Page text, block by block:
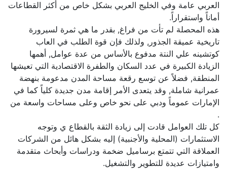
العربي عامة وفي الخليج العربي بشكل خاص من أكثر القطاعات
أماناً واستقراراً.
هذه المحصلة لم تأت من فراغ, بقدر ما هي ثمرة لسيرورة
تاريخية عميقة الجذور, ولذلك فإن قوة الطلب في العاب
كوتشينه علي النتة مدفوع بالأساس من عدة عوامل, أهمها
الزيادة الكبيرة في عدد السكان والطفرة الاقتصادية التي تعيشها
المنطقة, فضلاً عن توسع رقعة مساحة المدن مدعومة بنهضة
عمرانية شاملة, وقد يتعدى الأمر إقامة مدن جديدة كلياً كما في
الإمارات عموماً ودبي على نحو خاص وعلى مساحات واسعة من
كل تلك العوامل قادت إلى زيادة الثقة بالقطاع ي وتوجه
الاستثمارات (المحلية والأجنبية) إليه بشكل هائل من الشركات
العملاقة التي تتمتع برساميل ضخمة ودراسات وأبحاث متقدمة
وامتيازات عديدة للتطوير والتشغيل.